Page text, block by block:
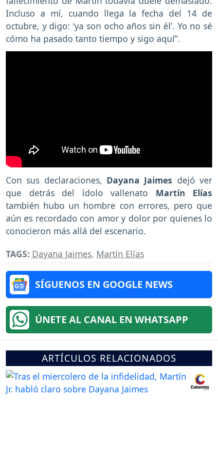
Incluso a mí, cuando llega la fecha del 14 de
octubre, y digo: ‘ya son ocho años sin él’. Yo no sé
cómo ha pasado tanto tiempo y sigo aquí”.
Con sus declaraciones, Dayana Jaimes dejó ver
que detrás del ídolo vallenato Martín Elías
también hubo un hombre con errores, pero que
aún es recordado con amor y dolor por quienes lo
conocieron más allá del escenario.
TAGS: Dayana Jaimes, Martín Elías
SÍGUENOS EN GOOGLE NEWS
ÚNETE AL CANAL EN WHATSAPP
ARTÍCULOS RELACIONADOS